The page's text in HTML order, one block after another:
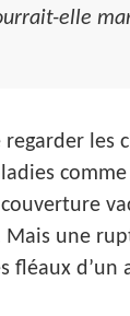
elle
les
une
fléaux d’un